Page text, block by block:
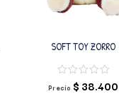
SOFT TOY ZORRO
Precio $ 38.400